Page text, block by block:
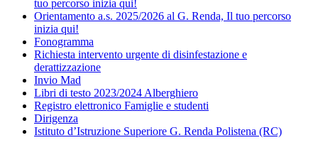
tuo percorso inizia qui!
Orientamento a.s. 2025/2026 al G. Renda, Il tuo percorso
inizia qui!
Fonogramma
Richiesta intervento urgente di disinfestazione e
derattizzazione
Invio Mad
Libri di testo 2023/2024 Alberghiero
Registro elettronico Famiglie e studenti
Dirigenza
Istituto d’Istruzione Superiore G. Renda Polistena (RC)